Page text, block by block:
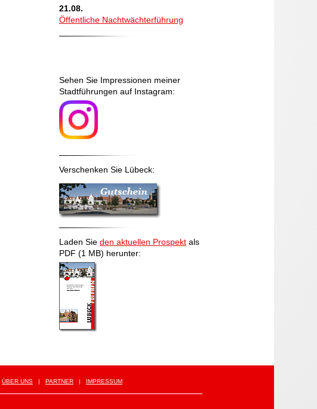
21.08.
Öffentliche Nachtwächterführung
Sehen Sie Impressionen meiner
Stadtführungen auf Instagram:
Verschenken Sie Lübeck:
Laden Sie den aktuellen Prospekt als
PDF (1 MB) herunter:
ÜBER UNS | PARTNER | IMPRESSUM